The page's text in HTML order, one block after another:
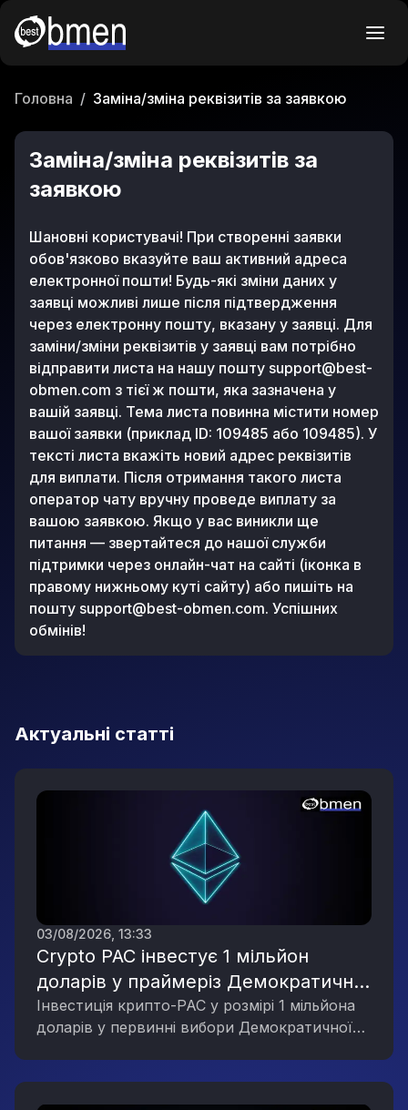
Головна / Заміна/зміна реквізитів за заявкою
Заміна/зміна реквізитів за
заявкою
Шановні користувачі! При створенні заявки
обов'язково вказуйте ваш активний адреса
електронної пошти! Будь-які зміни даних у
заявці можливі лише після підтвердження
через електронну пошту, вказану у заявці. Для
заміни/зміни реквізитів у заявці вам потрібно
відправити листа на нашу пошту support@best-
obmen.com з тієї ж пошти, яка зазначена у
вашій заявці. Тема листа повинна містити номер
вашої заявки (приклад ID: 109485 або 109485). У
тексті листа вкажіть новий адрес реквізитів
для виплати. Після отримання такого листа
оператор чату вручну проведе виплату за
вашою заявкою. Якщо у вас виникли ще
питання — звертайтеся до нашої служби
підтримки через онлайн-чат на сайті (іконка в
правому нижньому куті сайту) або пишіть на
пошту support@best-obmen.com. Успішних
обмінів!
Актуальні статті
03/08/2026, 13:33
Crypto PAC інвестує 1 мільйон
доларів у праймеріз Демократичної
партії в Мічигані, що відображає
політичну активність галузі
цифрових активів
Інвестиція крипто-PAC у розмірі 1 мільйона
доларів у первинні вибори Демократичної